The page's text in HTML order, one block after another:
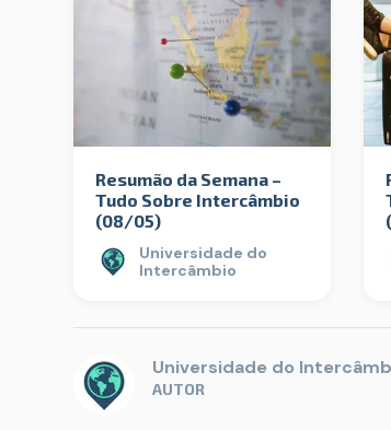
Resumão da Semana –
Tudo Sobre Intercâmbio
(08/05)
Universidade do
Intercâmbio
Universidade do
AUTOR